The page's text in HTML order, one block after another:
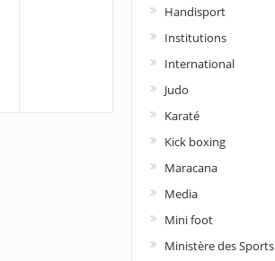
Handisport
Institutions
International
Judo
Karaté
Kick boxing
Maracana
Media
Mini foot
Ministère des Sports